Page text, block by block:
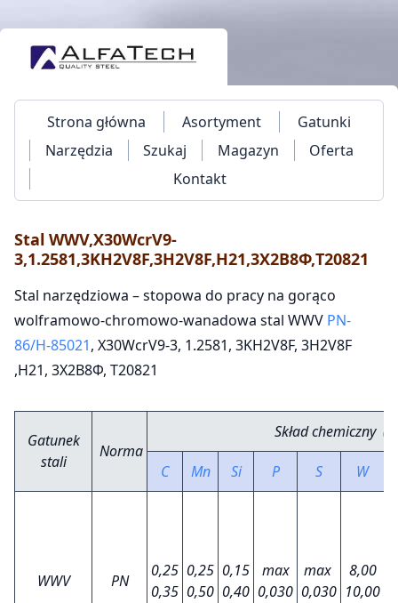
Strona główna Asortyment
Gatunki
Narzędzia
Szukaj Magazyn
Oferta
Kontakt
Stal WWV,X30WcrV9-
3,1.2581,3KH2V8F,3H2V8F,H21,3Х2В8Ф,T20821
Stal narzędziowa – stopowa do pracy na gorąco
wolframowo-chromowo-wanadowa stal WWV PN-
86/H-85021, X30WcrV9-3, 1.2581, 3KH2V8F, 3H2V8F
,H21, 3Х2В8Ф, T20821
Gatunek
stali
Norma
Skład chemiczny
C Mn Si P S W
WWV PN
0,25
0,35
0,25
0,50
0,15
0,40
max
0,030
max
0,030
8,00
10,00